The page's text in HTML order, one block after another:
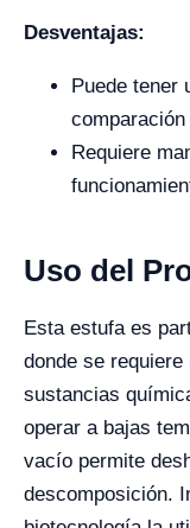
Desventajas:
Puede tener
Requiere
Uso del
Esta estufa es
donde se
sustancias
operar a bajas
vacío permite
descomposición.